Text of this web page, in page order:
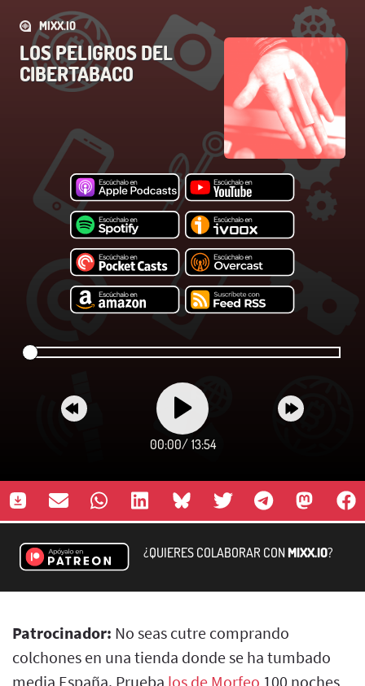
MIXX.IO
LOS PELIGROS DEL
CIBERTABACO
00:00/ 13:54
¿QUIERES COLABORAR CONMIXX.IO?
Patrocinador: No seas cutre comprando
colchones en una tienda donde se ha tumbado
media España. Prueba los de Morfeo 100 noches